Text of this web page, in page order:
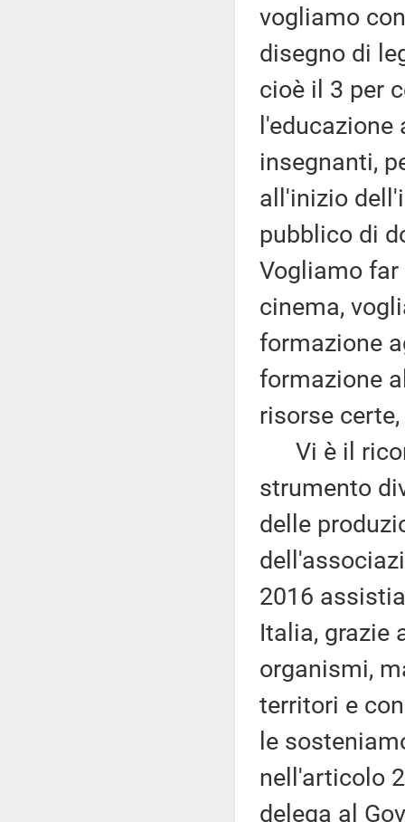
vogliamo
disegno di
cioè il 3 per
insegnanti,
all'inizio
pubblico di
Vogliamo
cinema,
formazione
formazione
risorse
Vi è il
strumento
delle
2016
Italia, grazie
organismi,
territori e
le
nell'articolo
delega al